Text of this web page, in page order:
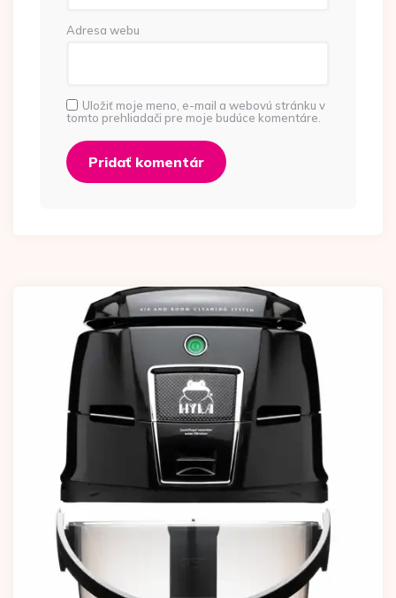
Adresa webu
Uložiť moje meno, e-mail a webovú stránku v
tomto prehliadači pre moje budúce komentáre.